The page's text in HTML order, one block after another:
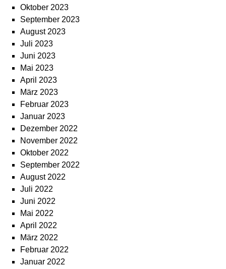
Oktober 2023
September 2023
August 2023
Juli 2023
Juni 2023
Mai 2023
April 2023
März 2023
Februar 2023
Januar 2023
Dezember 2022
November 2022
Oktober 2022
September 2022
August 2022
Juli 2022
Juni 2022
Mai 2022
April 2022
März 2022
Februar 2022
Januar 2022